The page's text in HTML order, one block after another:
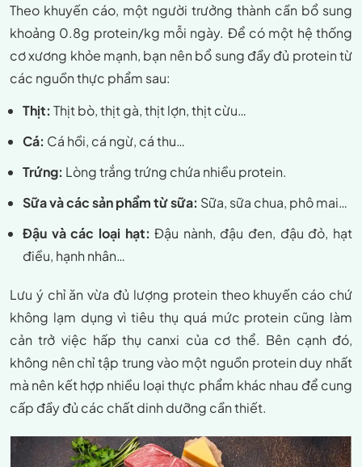
Theo khuyến cáo, một người trưởng thành cần bổ sung
khoảng 0.8g protein/kg mỗi ngày. Để có một hệ thống
cơ xương khỏe mạnh, bạn nên bổ sung đầy đủ protein từ
các nguồn thực phẩm sau:
Thịt: Thịt bò, thịt gà, thịt lợn, thịt cừu…
Cá: Cá hồi, cá ngừ, cá thu…
Trứng: Lòng trắng trứng chứa nhiều protein.
Sữa và các sản phẩm từ sữa: Sữa, sữa chua, phô mai…
Đậu và các loại hạt: Đậu nành, đậu đen, đậu đỏ, hạt
điều, hạnh nhân…
Lưu ý chỉ ăn vừa đủ lượng protein theo khuyến cáo chứ
không lạm dụng vì tiêu thụ quá mức protein cũng làm
cản trở việc hấp thụ canxi của cơ thể. Bên cạnh đó,
không nên chỉ tập trung vào một nguồn protein duy nhất
mà nên kết hợp nhiều loại thực phẩm khác nhau để cung
cấp đầy đủ các chất dinh dưỡng cần thiết.